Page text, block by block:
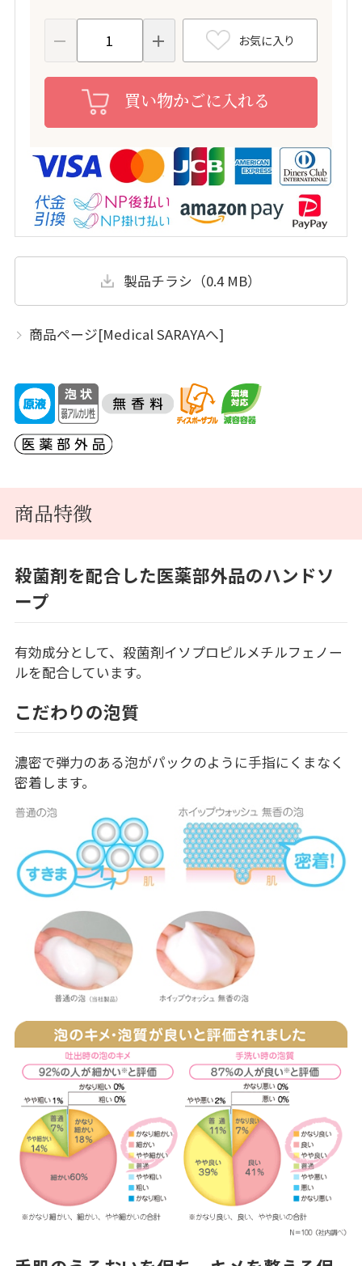
お気に入り
買い物かごに入れる
製品チラシ（0.4 MB）
商品ページ[Medical SARAYAへ]
商品特徴
殺菌剤を配合した医薬部外品のハンドソ
ープ
有効成分として、殺菌剤イソプロピルメチルフェノー
ルを配合しています。
こだわりの泡質
濃密で弾力のある泡がパックのように手指にくまなく
密着します。